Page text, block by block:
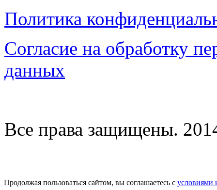
Политика
Согласие на обработку
данных
Все права защищены.
Продолжая пользоваться сайтом, вы соглашаетесь с условиями